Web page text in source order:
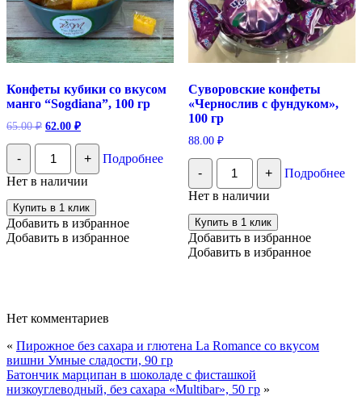
Конфеты кубики со вкусом
манго “Sogdiana”, 100 гр
65.00₽ Первоначальная
составляла
65.00 ₽.
62.00 ₽Текущая
-
Количество
Конфеты
кубики
со
вкусом
манго
“Sogdiana”,
100
+
Подробнее
Нет в наличии
Купить в 1 клик
Добавить в избранное
Добавить в избранное
Суворовские конфеты
«Чернослив с фундуком»,
100 гр
88.00 ₽
-
Количество
Суворовские
конфеты
"Чернослив
с
фундуком",
100
гр
+
Подробнее
Нет в наличии
Купить в 1 клик
Добавить в избранное
Добавить в избранное
Нет комментариев
« Пирожное без сахара и глютена La Romance со вкусом
вишни Умные сладости, 90 гр
Батончик марципан в шоколаде с фисташкой
низкоуглеводный, без сахара «Multibar», 50 гр »